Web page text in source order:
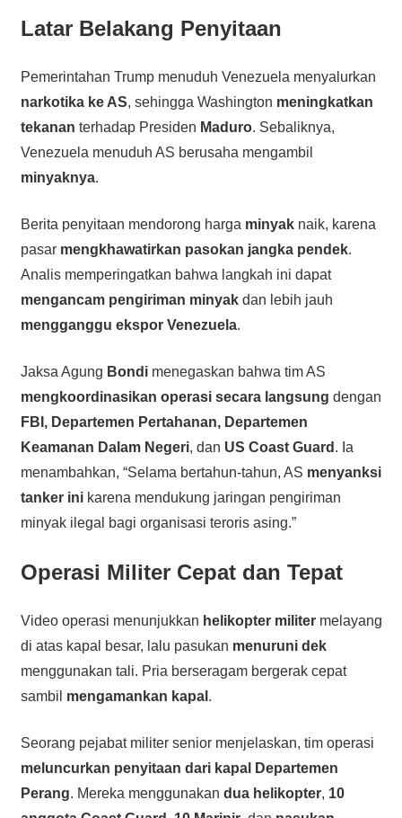
Latar Belakang Penyitaan
Pemerintahan Trump menuduh Venezuela menyalurkan
narkotika ke AS, sehingga Washington meningkatkan
tekanan terhadap Presiden Maduro. Sebaliknya,
Venezuela menuduh AS berusaha mengambil
minyaknya.
Berita penyitaan mendorong harga minyaknaik, karena
pasar mengkhawatirkan pasokan jangka pendek.
Analis memperingatkan bahwa langkah ini dapat
mengancam pengiriman minyakdan lebih jauh
mengganggu ekspor Venezuela.
Jaksa Agung Bondimenegaskan bahwa tim AS
mengkoordinasikan operasi secara langsung dengan
FBI, Departemen Pertahanan, Departemen
Keamanan Dalam Negeri, dan US Coast Guard . Ia
menambahkan, “Selama bertahun-tahun, AS menyanksi
tanker inikarena mendukung jaringan pengiriman
minyak ilegal bagi organisasi teroris asing.”
Operasi Militer Cepat dan Tepat
Video operasi menunjukkan helikopter militermelayang
di atas kapal besar, lalu pasukan menuruni dek
menggunakan tali. Pria berseragam bergerak cepat
sambil mengamankan kapal .
Seorang pejabat militer senior menjelaskan, tim operasi
meluncurkan penyitaan dari kapal Departemen
Perang. Mereka menggunakan dua helikopter, 10